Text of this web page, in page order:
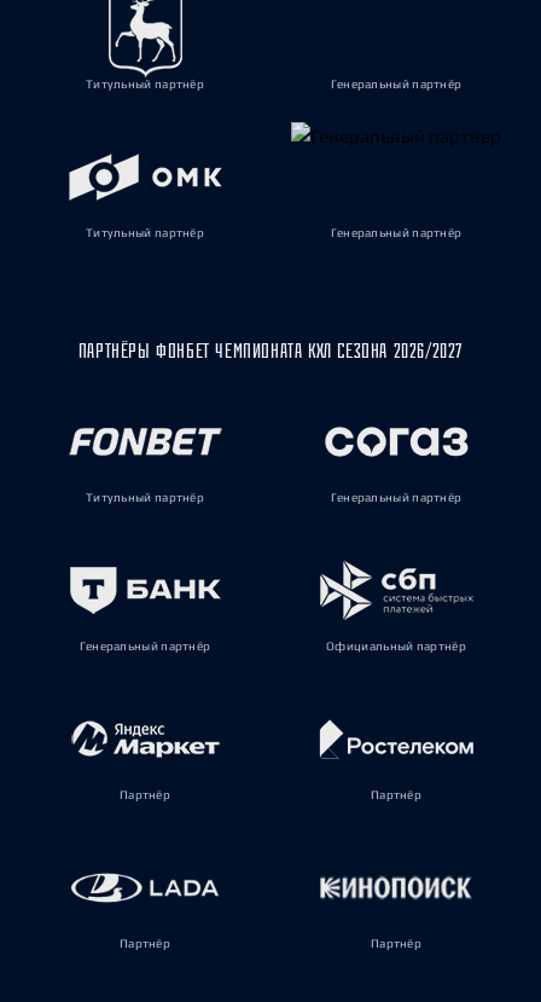
Титульный партнёр Генеральный партнёр
Титульный партнёр Генеральный партнёр
ПАРТНЁРЫ ФОНБЕТ ЧЕМПИОНАТА КХЛ СЕЗОНА 2026/2027
Титульный партнёр Генеральный партнёр
Генеральный партнёр Официальный партнёр
Партнёр Партнёр
Партнёр Партнёр